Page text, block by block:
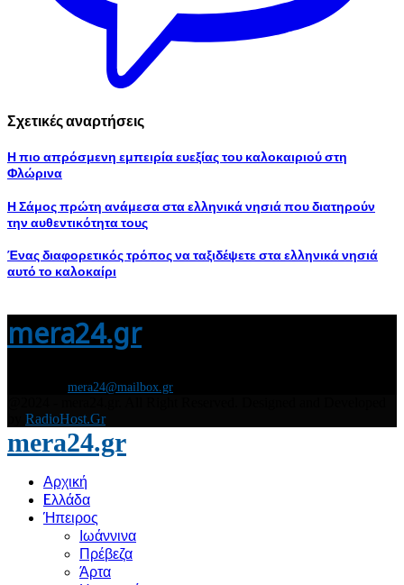
Σχετικές αναρτήσεις
Η πιο απρόσμενη εμπειρία ευεξίας του καλοκαιριού στη
Φλώρινα
Η Σάμος πρώτη ανάμεσα στα ελληνικά νησιά που διατηρούν
την αυθεντικότητα τους
Ένας διαφορετικός τρόπος να ταξιδέψετε στα ελληνικά νησιά
αυτό το καλοκαίρι
mera24.gr
mera24@mailbox.gr
RadioHost.Gr
mera24.gr
Αρχική
Eλλάδα
Ήπειρος
Ιωάννινα
Πρέβεζα
Άρτα